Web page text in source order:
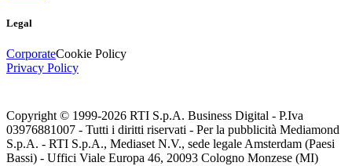
Legal
CorporateCookie Policy
Privacy Policy
Copyright © 1999-2026 RTI S.p.A. Business Digital - P.Iva
03976881007 - Tutti i diritti riservati - Per la pubblicità Mediamond
S.p.A. - RTI S.p.A., Mediaset N.V., sede legale Amsterdam (Paesi
Bassi) - Uffici Viale Europa 46, 20093 Cologno Monzese (MI)